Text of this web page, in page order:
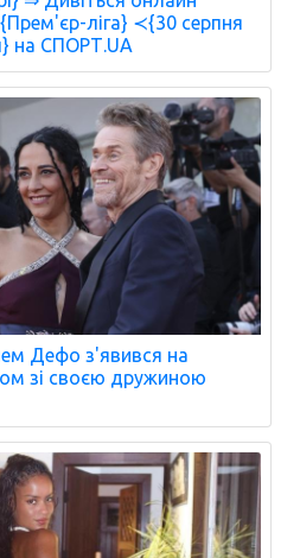
ліга} ≺{30 серпня
на СПОРТ.UA
Дефо з'явився на
зі своєю дружиною